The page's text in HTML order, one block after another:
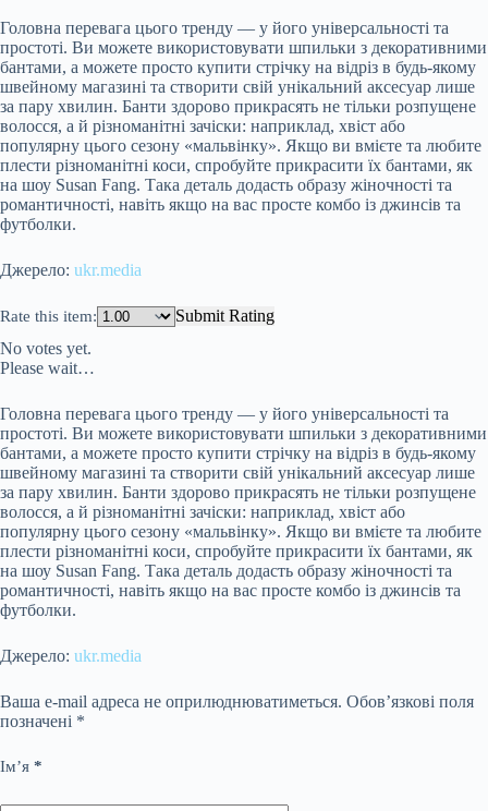
Головна перевага цього тренду — у його універсальності та
простоті. Ви можете використовувати шпильки з декоративними
бантами, а можете просто купити стрічку на відріз в будь-якому
швейному магазині та створити свій унікальний аксесуар лише
за пару хвилин. Банти здорово прикрасять не тільки розпущене
волосся, а й різноманітні зачіски: наприклад, хвіст або
популярну цього сезону «мальвінку». Якщо ви вмієте та любите
плести різноманітні коси, спробуйте прикрасити їх бантами, як
на шоу Susan Fang. Така деталь додасть образу жіночності та
романтичності, навіть якщо на вас просте комбо із джинсів та
футболки.
Джерело: ukr.media
Rate this item:
Submit Rating
No votes yet.
Please wait…
Головна перевага цього тренду — у його універсальності та
простоті. Ви можете використовувати шпильки з декоративними
бантами, а можете просто купити стрічку на відріз в будь-якому
швейному магазині та створити свій унікальний аксесуар лише
за пару хвилин. Банти здорово прикрасять не тільки розпущене
волосся, а й різноманітні зачіски: наприклад, хвіст або
популярну цього сезону «мальвінку». Якщо ви вмієте та любите
плести різноманітні коси, спробуйте прикрасити їх бантами, як
на шоу Susan Fang. Така деталь додасть образу жіночності та
романтичності, навіть якщо на вас просте комбо із джинсів та
футболки.
Джерело: ukr.media
Ваша e-mail адреса не оприлюднюватиметься. Обов’язкові поля
позначені *
Ім’я *